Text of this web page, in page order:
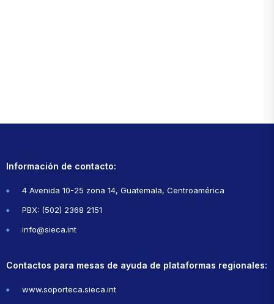
Información de contacto:
4 Avenida 10-25 zona 14, Guatemala, Centroamérica
PBX: (502) 2368 2151
info@sieca.int
Contactos para mesas de ayuda de plataformas regionales:
www.soporteca.sieca.int